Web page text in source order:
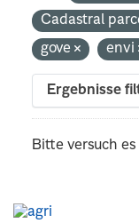
Cadastral
gove
envi
Ergebnisse
Bitte versuch